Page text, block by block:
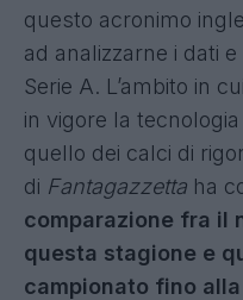
questo acronimo
ad analizzarne i dati
Serie A. L’ambito in
in vigore la
quello dei calci di
di Fantagazzetta ha
comparazione fra il
questa stagione e
campionato fino